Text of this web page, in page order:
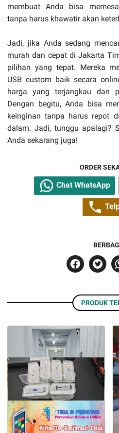
membuat Anda bisa
tanpa harus khawatir akan
Jadi, jika Anda sedang
murah dan cepat di Jakarta
pilihan yang tepat. Mereka
USB custom baik secara
harga yang terjangkau dan
Dengan begitu, Anda bisa
keinginan tanpa harus repot
dalam. Jadi, tunggu apalagi?
Anda sekarang juga!
ORDER
Chat WhatsApp
PRODUK